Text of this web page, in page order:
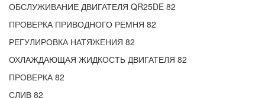
ОБСЛУЖИВАНИЕ ДВИГАТЕЛЯ QR25DE 82
ПРОВЕРКА ПРИВОДНОГО РЕМНЯ 82
РЕГУЛИРОВКА НАТЯЖЕНИЯ 82
ОХЛАЖДАЮЩАЯ ЖИДКОСТЬ ДВИГАТЕЛЯ 82
ПРОВЕРКА 82
СЛИВ 82